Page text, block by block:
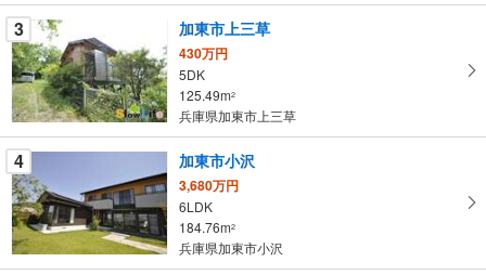
ジ
に
保
存
す
る
3 加東市上三草
430万円
5DK
125.49m2
兵庫県加東市上三草
4 加東市小沢
3,680万円
6LDK
184.76m2
兵庫県加東市小沢